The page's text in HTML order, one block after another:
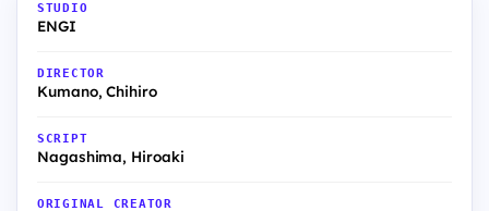
STUDIO
ENGI
DIRECTOR
Kumano, Chihiro
SCRIPT
Nagashima, Hiroaki
ORIGINAL CREATOR